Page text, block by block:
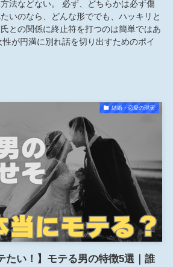
法などない。 必ず、どちらかは必ず傷
いのなら、どんな形ででも、ハッキリと
との関係に終止符を打つのは簡単ではあ
性が円満に別れ話を切り出すためのポイ
結婚・恋愛の現実
たい！】モテる男の特徴5選｜誰